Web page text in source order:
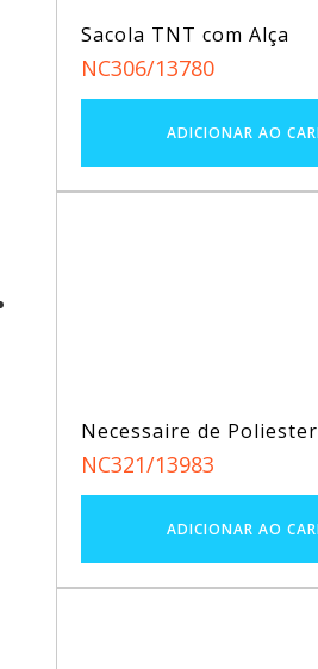
Sacola TNT com Alça
NC306/13780
Necessaire de Poliester
NC321/13983